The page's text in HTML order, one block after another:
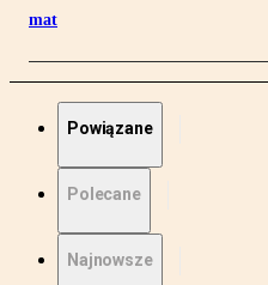
mat
Powiązane
Polecane
Najnowsze